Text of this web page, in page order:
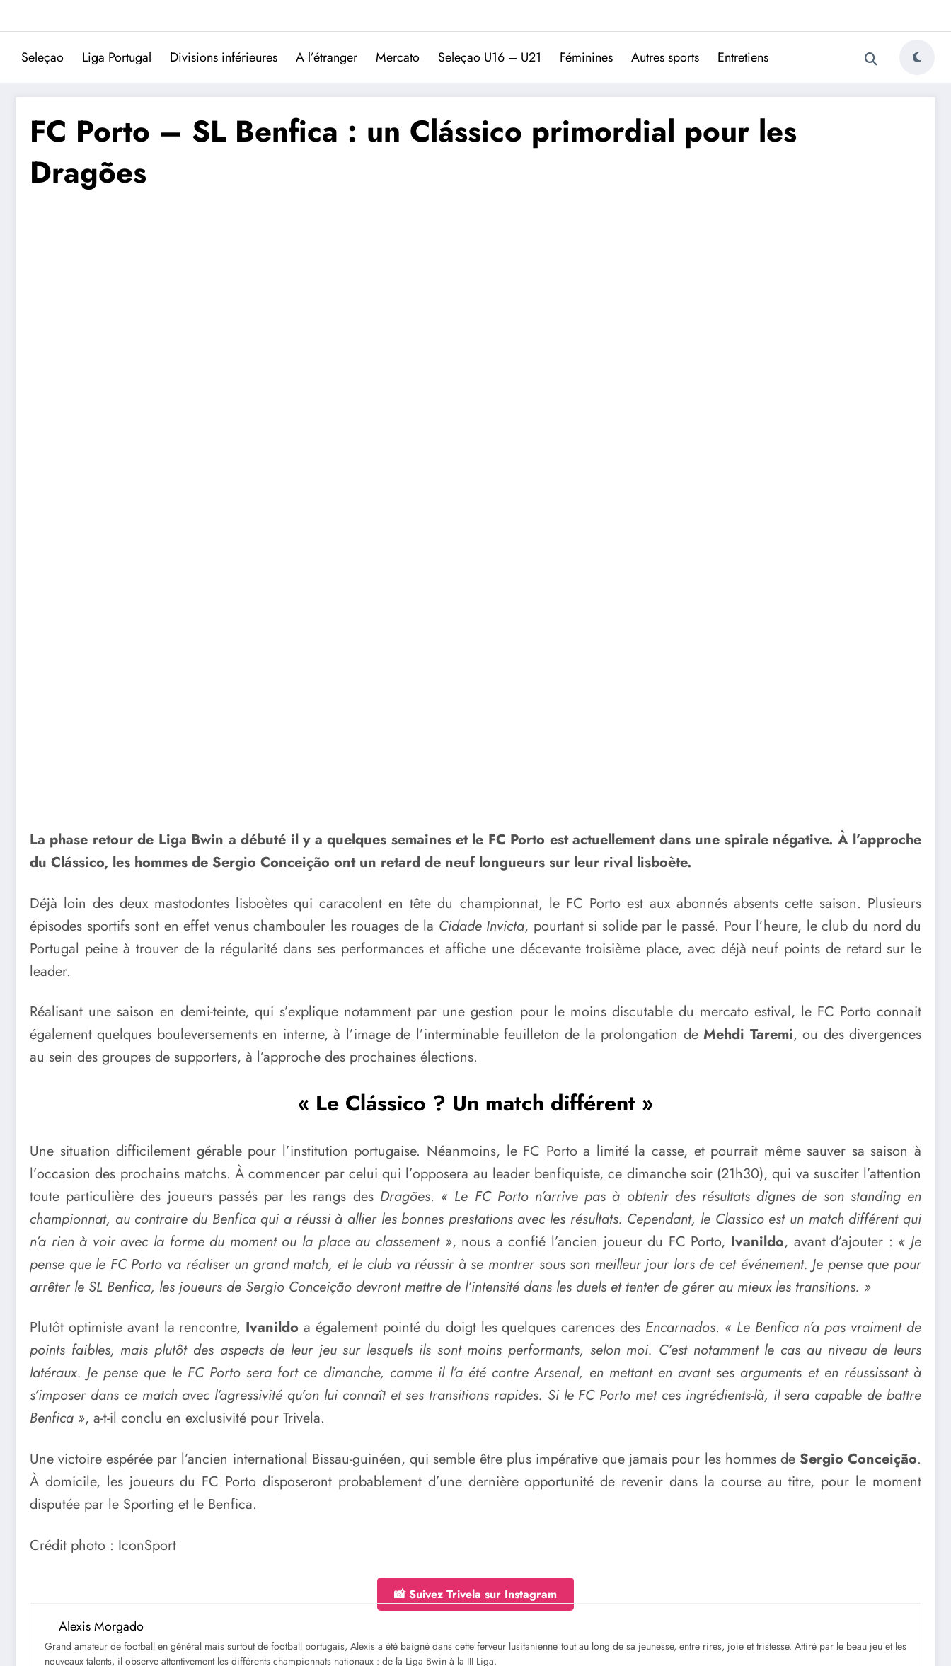
Trivela
L'actualité du football portugais
Seleçao Liga Portugal Divisions inférieures A l’étranger Mercato Seleçao U16 – U21 Féminines Autres sports Entretiens
FC Porto – SL Benfica : un Clássico primordial pour les
Dragões
La phase retour de Liga Bwin a débuté il y a quelques semaines et le FC Porto est actuellement dans une spirale négative. À l’approche
du Clássico, les hommes de Sergio Conceição ont un retard de neuf longueurs sur leur rival lisboète.
Déjà loin des deux mastodontes lisboètes qui caracolent en tête du championnat, le FC Porto est aux abonnés absents cette saison. Plusieurs
épisodes sportifs sont en effet venus chambouler les rouages de la Cidade Invicta, pourtant si solide par le passé. Pour l’heure, le club du nord du
Portugal peine à trouver de la régularité dans ses performances et affiche une décevante troisième place, avec déjà neuf points de retard sur le
leader.
Réalisant une saison en demi-teinte, qui s’explique notamment par une gestion pour le moins discutable du mercato estival, le FC Porto connait
également quelques bouleversements en interne, à l’image de l’interminable feuilleton de la prolongation deMehdi Taremi, ou des divergences
au sein des groupes de supporters, à l’approche des prochaines élections.
« Le Clássico ? Un match différent »
Une situation difficilement gérable pour l’institution portugaise. Néanmoins, le FC Porto a limité la casse, et pourrait même sauver sa saison à
l’occasion des prochains matchs. À commencer par celui qui l’opposera au leader benfiquiste, ce dimanche soir (21h30), qui va susciter l’attention
toute particulière des joueurs passés par les rangs des Dragões. « Le FC Porto n’arrive pas à obtenir des résultats dignes de son standing en
championnat, au contraire du Benfica qui a réussi à allier les bonnes prestations avec les résultats. Cependant, le Classico est un match différent qui
n’a rien à voir avec la forme du moment ou la place au classement », nous a confié l’ancien joueur du FC Porto, Ivanildo, avant d’ajouter : « Je
pense que le FC Porto va réaliser un grand match, et le club va réussir à se montrer sous son meilleur jour lors de cet événement. Je pense que pour
arrêter le SL Benfica, les joueurs de Sergio Conceição devront mettre de l’intensité dans les duels et tenter de gérer au mieux les transitions. »
Plutôt optimiste avant la rencontre, Ivanildo a également pointé du doigt les quelques carences des Encarnados. « Le Benfica n’a pas vraiment de
points faibles, mais plutôt des aspects de leur jeu sur lesquels ils sont moins performants, selon moi. C’est notamment le cas au niveau de leurs
latéraux. Je pense que le FC Porto sera fort ce dimanche, comme il l’a été contre Arsenal, en mettant en avant ses arguments et en réussissant à
s’imposer dans ce match avec l’agressivité qu’on lui connaît et ses transitions rapides. Si le FC Porto met ces ingrédients-là, il sera capable de battre
Benfica », a-t-il conclu en exclusivité pour Trivela.
Une victoire espérée par l’ancien international Bissau-guinéen, qui semble être plus impérative que jamais pour les hommes de Sergio Conceição.
À domicile, les joueurs du FC Porto disposeront probablement d’une dernière opportunité de revenir dans la course au titre, pour le moment
disputée par le Sporting et le Benfica.
Crédit photo : IconSport
📸 Suivez Trivela sur Instagram
Alexis Morgado
Grand amateur de football en général mais surtout de football portugais, Alexis a été baigné dans cette ferveur lusitanienne tout au long de sa jeunesse, entre rires, joie et tristesse. Attiré par le beau jeu et les
nouveaux talents, il observe attentivement les différents championnats nationaux : de la Liga Bwin à la III Liga.